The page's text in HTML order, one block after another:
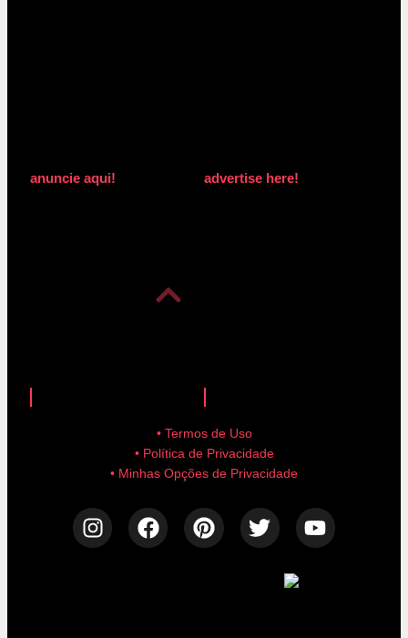
anuncie aqui! advertise here!
• Termos de Uso
• Política de Privacidade
• Minhas Opções de Privacidade